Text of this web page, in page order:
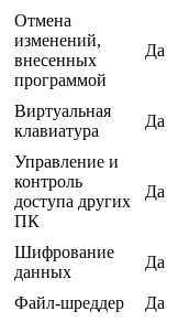
Отмена
изменений,
внесенных
программой
Да
Виртуальная
клавиатура
Да
Управление и
контроль
доступа других
ПК
Да
Шифрование
данных
Да
Файл-шреддер Да